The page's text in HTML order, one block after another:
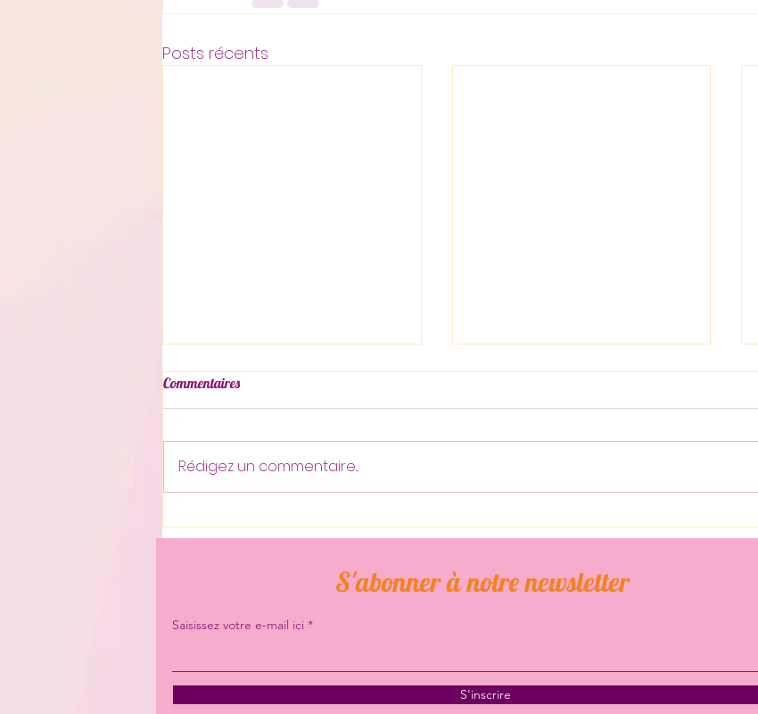
Posts récents
canin
arthrosique
Commentaires
Rédigez un commentaire...
S'abonner à notre newsletter
Saisissez votre e-mail ici
S'inscrire